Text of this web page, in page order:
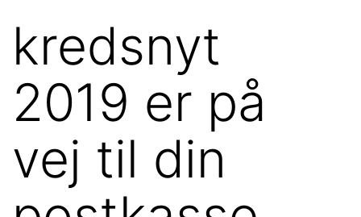
kredsnyt
2019 er på
vej til din